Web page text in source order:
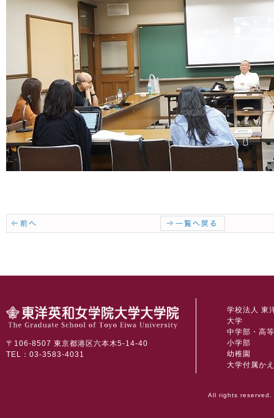
〒106-8507 東京都港区六本木5-14-40
TEL：03-3583-4031
学校法人 東
大学
中学部・高
小学部
幼稚園
大学付属か
All rights reserved.